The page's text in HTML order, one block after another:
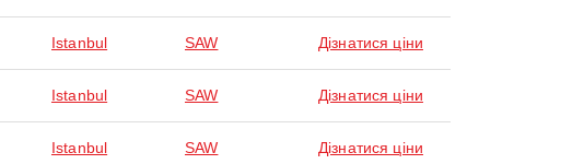
Istanbul SAW Дізнатися ціни
Istanbul SAW Дізнатися ціни
Istanbul SAW Дізнатися ціни